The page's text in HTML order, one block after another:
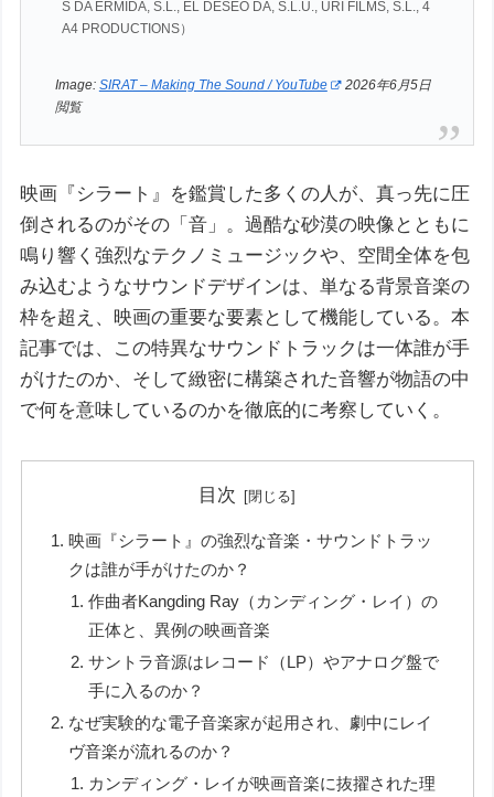
S DA ERMIDA, S.L., EL DESEO DA, S.L.U., URI FILMS, S.L., 4
A4 PRODUCTIONS）
Image: SIRAT – Making The Sound / YouTube
2026年6月5日
閲覧
映画『シラート』を鑑賞した多くの人が、真っ先に圧
倒されるのがその「音」。過酷な砂漠の映像とともに
鳴り響く強烈なテクノミュージックや、空間全体を包
み込むようなサウンドデザインは、単なる背景音楽の
枠を超え、映画の重要な要素として機能している。本
記事では、この特異なサウンドトラックは一体誰が手
がけたのか、そして緻密に構築された音響が物語の中
で何を意味しているのかを徹底的に考察していく。
目次
映画『シラート』の強烈な音楽・サウンドトラッ
クは誰が手がけたのか？
作曲者Kangding Ray（カンディング・レイ）の
正体と、異例の映画音楽
サントラ音源はレコード（LP）やアナログ盤で
手に入るのか？
なぜ実験的な電子音楽家が起用され、劇中にレイ
ヴ音楽が流れるのか？
カンディング・レイが映画音楽に抜擢された理